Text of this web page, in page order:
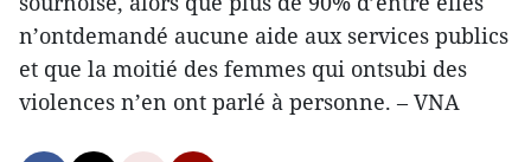
n’ontdemandé aucune aide aux services publics
et que la moitié des femmes qui ontsubi des
violences n’en ont parlé à personne. – VNA